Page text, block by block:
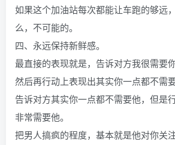
如果这个加油站每次都能让车跑的够远
么，不可能的。
四、永远保持新鲜感。
最直接的表现就是，告诉对方我很需要你
然后再行动上表现出其实你一点都不需要
告诉对方其实你一点都不需要他，但是
非常需要他。
把男人搞疯的程度，基本就是他对你关